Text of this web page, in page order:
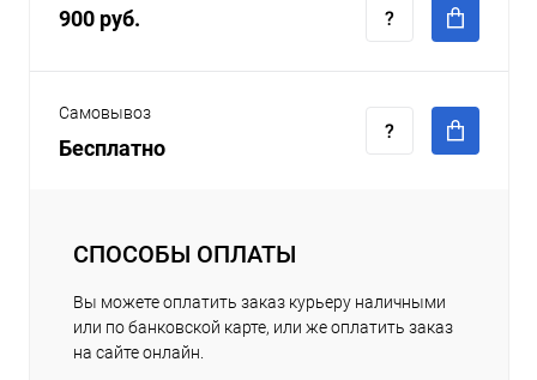
900 руб.
Самовывоз
Бесплатно
СПОСОБЫ ОПЛАТЫ
Вы можете оплатить заказ курьеру наличными
или по банковской карте, или же оплатить заказ
на сайте онлайн.